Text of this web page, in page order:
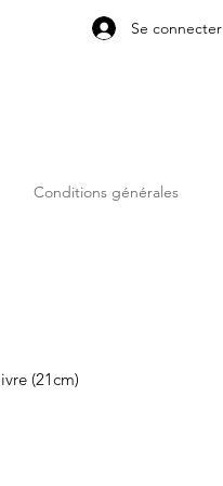
Se connecter
Conditions générales
(21cm)